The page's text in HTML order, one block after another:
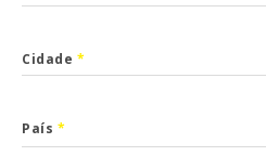
Cidade *
País *